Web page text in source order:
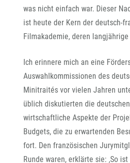
was nicht einfach war. Dieser
ist heute der Kern der deutsch-
Filmakademie, deren
Ich erinnere mich an eine
Auswahlkommissionen des
Minitraités vor vielen Jahren
üblich diskutierten die
wirtschaftliche Aspekte der
Budgets, die zu erwartenden
fort. Den französischen
Runde waren, erklärte sie: ‚So